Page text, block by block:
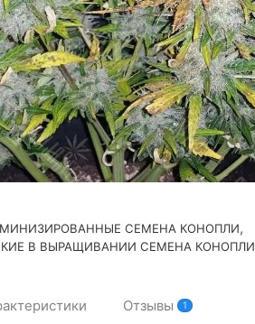
СЕМЕНА КОНОПЛИ,
В ВЫРАЩИВАНИИ СЕМЕНА КОНОПЛИ
Отзывы 1